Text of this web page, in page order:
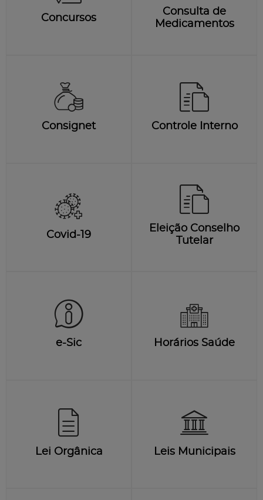
Concursos
Consulta de
Medicamentos
Consignet Controle Interno
Covid-19
Eleição Conselho
Tutelar
e-Sic Horários Saúde
Lei Orgânica Leis Municipais